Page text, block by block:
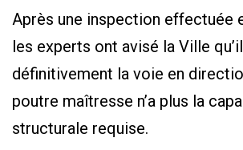
Après une inspection effectuée
les experts ont avisé la Ville
définitivement la voie en
poutre maîtresse n’a plus la
structurale requise.